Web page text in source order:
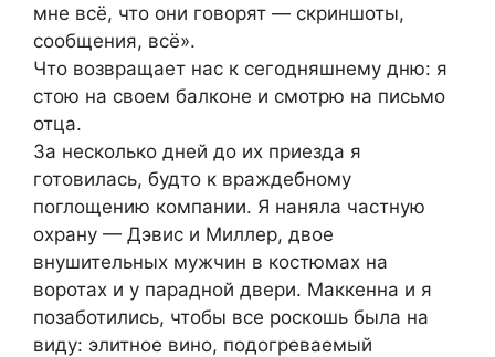
мне всё, что они говорят — скриншоты,
сообщения, всё».
Что возвращает нас к сегодняшнему дню: я
стою на своем балконе и смотрю на письмо
отца.
За несколько дней до их приезда я
готовилась, будто к враждебному
поглощению компании. Я наняла частную
охрану — Дэвис и Миллер, двое
внушительных мужчин в костюмах на
воротах и у парадной двери. Маккенна и я
позаботились, чтобы все роскошь была на
виду: элитное вино, подогреваемый